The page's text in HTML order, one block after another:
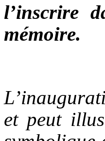
l’inscrire
mémoire.
et peut